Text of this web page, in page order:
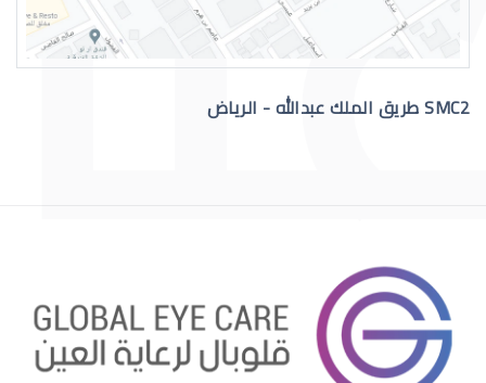
احمرار عيون الاطفال الرضع
SMC2 طريق الملك عبدالله - الرياض